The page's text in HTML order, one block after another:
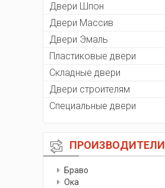
Двери Шпон
Двери Массив
Двери Эмаль
Пластиковые двери
Складные двери
Двери строителям
Специальные двери
ПРОИЗВОДИТЕЛИ
Браво
Ока